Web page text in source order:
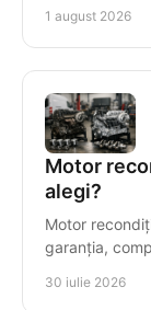
1 august 2026
Motor
alegi?
Motor
garanția,
30 iulie 2026